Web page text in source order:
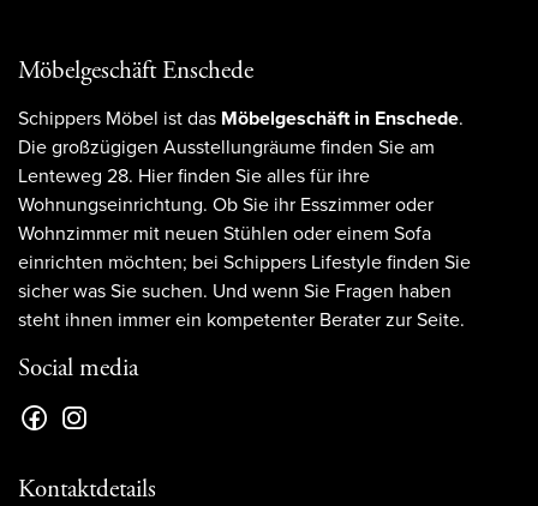
Möbelgeschäft Enschede
Schippers Möbel ist das Möbelgeschäft in Enschede.
Die großzügigen Ausstellungräume finden Sie am
Lenteweg 28. Hier finden Sie alles für ihre
Wohnungseinrichtung. Ob Sie ihr Esszimmer oder
Wohnzimmer mit neuen Stühlen oder einem Sofa
einrichten möchten; bei Schippers Lifestyle finden Sie
sicher was Sie suchen. Und wenn Sie Fragen haben
steht ihnen immer ein kompetenter Berater zur Seite.
Social media
Kontaktdetails